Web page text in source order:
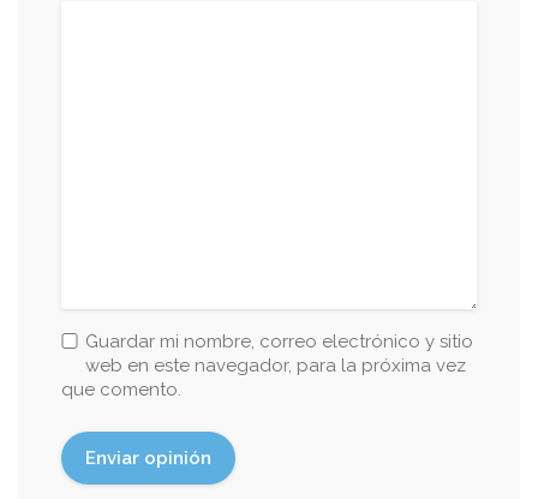
Guardar mi nombre, correo electrónico y sitio
web en este navegador, para la próxima vez
que comento.